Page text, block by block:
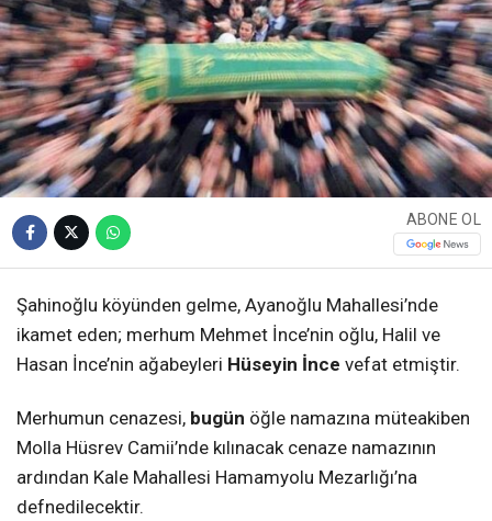
ABONE OL
Şahinoğlu köyünden gelme, Ayanoğlu Mahallesi’nde
ikamet eden; merhum Mehmet İnce’nin oğlu, Halil ve
Hasan İnce’nin ağabeyleri Hüseyin İnce vefat etmiştir.
Merhumun cenazesi, bugün öğle namazına müteakiben
Molla Hüsrev Camii’nde kılınacak cenaze namazının
ardından Kale Mahallesi Hamamyolu Mezarlığı’na
defnedilecektir.